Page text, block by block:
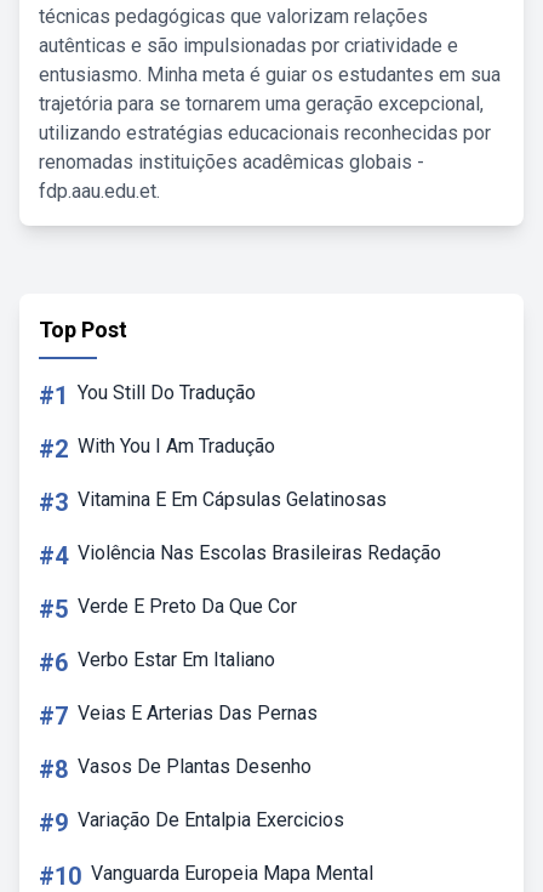
técnicas pedagógicas que valorizam relações
autênticas e são impulsionadas por criatividade e
entusiasmo. Minha meta é guiar os estudantes em sua
trajetória para se tornarem uma geração excepcional,
utilizando estratégias educacionais reconhecidas por
renomadas instituições acadêmicas globais -
fdp.aau.edu.et.
Top Post
#1 You Still Do Tradução
#2 With You I Am Tradução
#3 Vitamina E Em Cápsulas Gelatinosas
#4 Violência Nas Escolas Brasileiras Redação
#5 Verde E Preto Da Que Cor
#6 Verbo Estar Em Italiano
#7 Veias E Arterias Das Pernas
#8 Vasos De Plantas Desenho
#9 Variação De Entalpia Exercicios
#10 Vanguarda Europeia Mapa Mental